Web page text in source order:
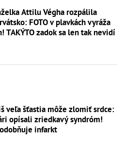
Attilu Végha rozpálila
FOTO v plavkách vyráža
TAKÝTO zadok sa len tak nevidí
veľa šťastia môže zlomiť srdce:
opísali zriedkavý syndróm!
infarkt